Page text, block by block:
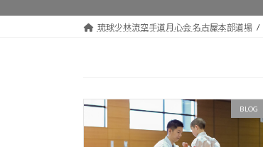
琉球少林流空手道月心会 名古屋本部道場
BLOG